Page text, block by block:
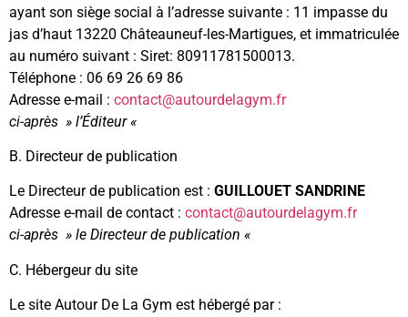
ayant son siège social à l’adresse suivante : 11 impasse du
jas d’haut 13220 Châteauneuf-les-Martigues, et immatriculée
au numéro suivant : Siret: 80911781500013.
Téléphone : 06 69 26 69 86
Adresse e-mail : contact@autourdelagym.fr
ci-après » l’Éditeur «
B. Directeur de publication
Le Directeur de publication est : GUILLOUET SANDRINE
Adresse e-mail de contact : contact@autourdelagym.fr
ci-après » le Directeur de publication «
C. Hébergeur du site
Le site Autour De La Gym est hébergé par :